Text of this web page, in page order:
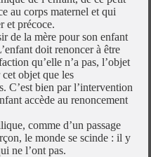
au corps maternel et qui
et précoce.
de la mère pour son enfant
doit renoncer à être
qu’elle n’a pas, l’objet
objet que les
C’est bien par l’intervention
accède au renoncement
comme d’un passage
le monde se scinde : il y
ne l’ont pas.